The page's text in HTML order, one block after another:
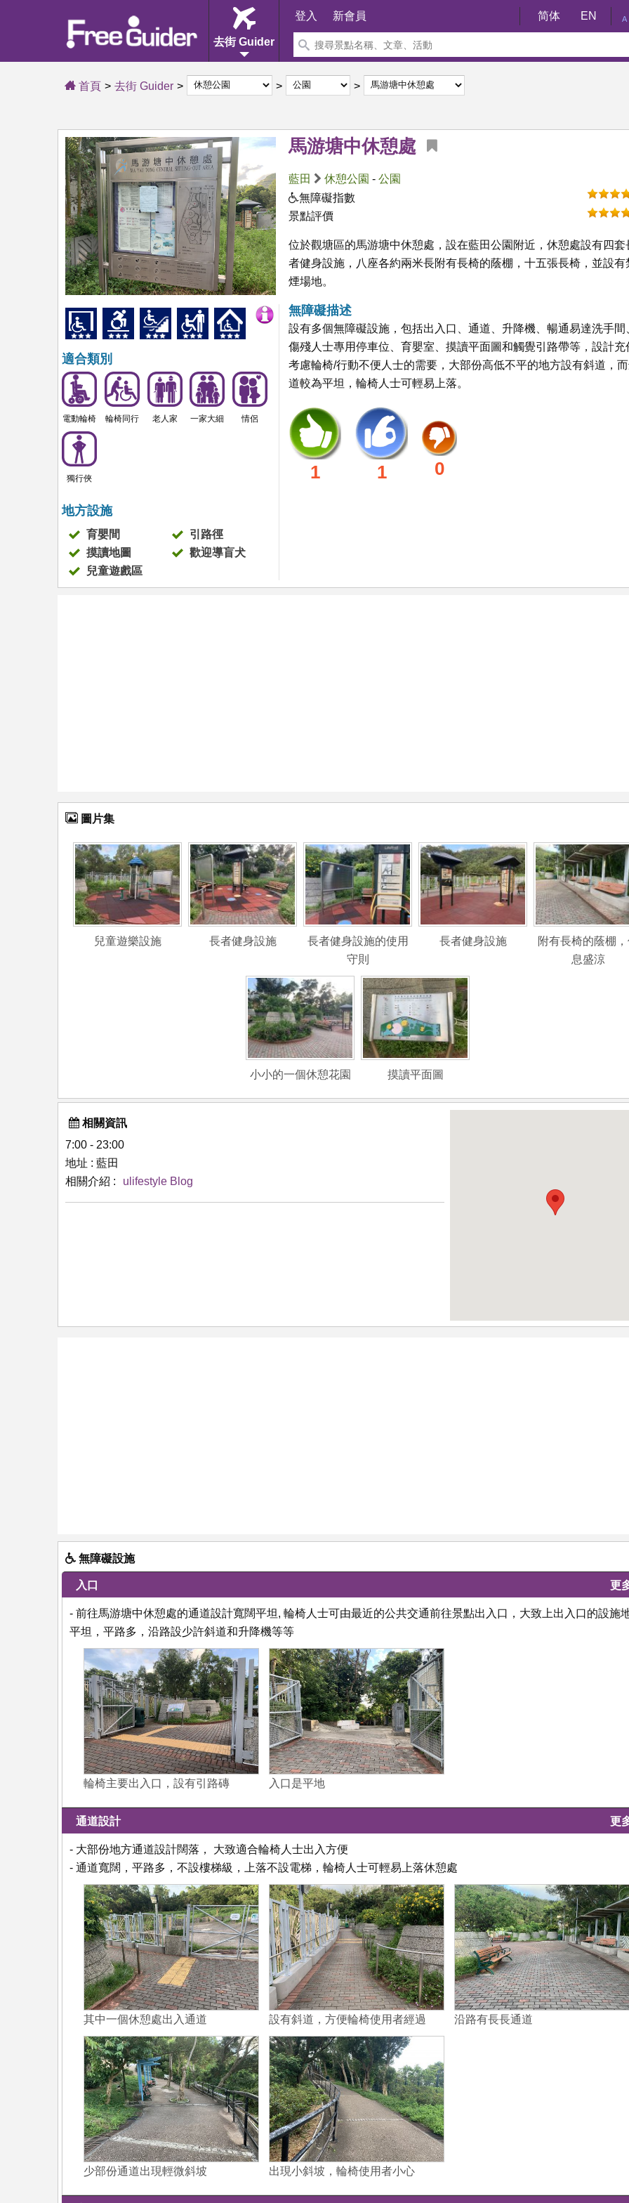
去街 Guider
登入 新會員 简体 EN A
首頁 去街 Guider
馬游塘中休憩處
藍田 休憩公園 - 公園
無障礙指數
景點評價
適合類別
電動輪椅 輪椅同行 老人家 一家大細 情侶
獨行俠
地方設施
育嬰間
引路徑
摸讀地圖
歡迎導盲犬
兒童遊戲區
位於觀塘區的馬游塘中休憩處，設在藍田公園附近，休憩處設有四套
者健身設施，八座各約兩米長附有長椅的蔭棚，十五張長椅，並設有
煙場地。
無障礙描述
設有多個無障礙設施，包括出入口、通道、升降機、暢通易達洗手間
傷殘人士專用停車位、育嬰室、摸讀平面圖和觸覺引路帶等，設計充
考慮輪椅/行動不便人士的需要，大部份高低不平的地方設有斜道，
道較為平坦，輪椅人士可輕易上落。
1 1 0
圖片集
兒童遊樂設施 長者健身設施
長者健身設施的使用
守則
長者健身設施
附有長椅的蔭棚
息盛涼
小小的一個休憩花園 摸讀平面圖
相關資訊
7:00 - 23:00
地址 : 藍田
相關介紹 :
ulifestyle Blog
無障礙設施
入口 更
- 前往馬游塘中休憩處的通道設計寬闊平坦, 輪椅人士可由最近的公共交通前往景點出入口，大致上出入口的設施
平坦，平路多，沿路設少許斜道和升降機等等
輪椅主要出入口，設有引路磚 入口是平地
通道設計 更
- 大部份地方通道設計闊落， 大致適合輪椅人士出入方便
- 通道寬闊，平路多，不設樓梯級，上落不設電梯，輪椅人士可輕易上落休憩處
其中一個休憩處出入通道 設有斜道，方便輪椅使用者經過 沿路有長長通道
少部份通道出現輕微斜坡 出現小斜坡，輪椅使用者小心